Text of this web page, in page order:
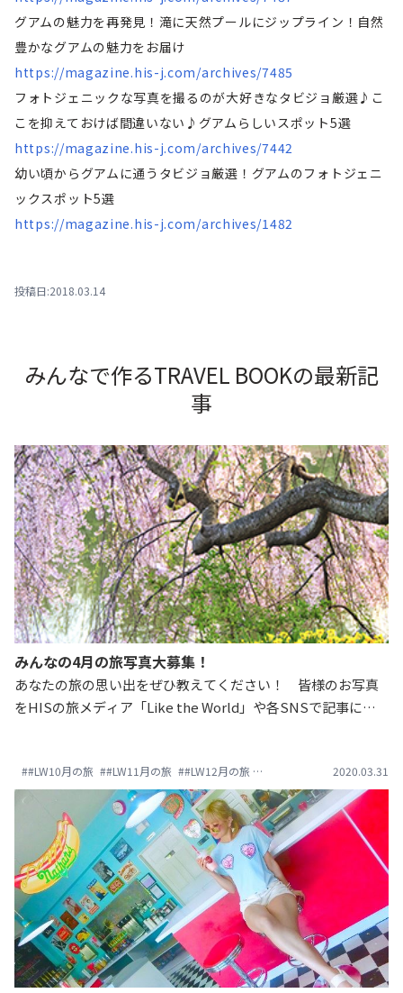
グアムの魅力を再発見！滝に天然プールにジップライン！自然
豊かなグアムの魅力をお届け
https://magazine.his-j.com/archives/7485
フォトジェニックな写真を撮るのが大好きなタビジョ厳選♪こ
こを抑えておけば間違いない♪グアムらしいスポット5選
https://magazine.his-j.com/archives/7442
幼い頃からグアムに通うタビジョ厳選！グアムのフォトジェニ
ックスポット5選
https://magazine.his-j.com/archives/1482
投稿日:2018.03.14
みんなで作るTRAVEL BOOKの最新記
事
みんなの4月の旅写真大募集！
あなたの旅の思い出をぜひ教えてください！ 皆様のお写真
をHISの旅メディア「Like the World」や各SNSで記事にさ
ださい！たくさんのお写真お待ちしてます♪
##LW10月の旅 ##LW11月の旅 ##LW12月の旅 ##LW1月の旅 ##LW3月の旅
2020.03.31